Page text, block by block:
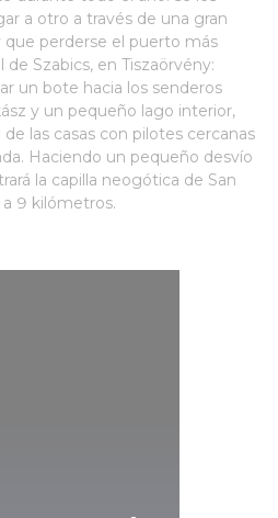
a otro a través de una gran
perderse el puerto más
Szabics, en Tiszaörvény:
un bote hacia los senderos
y un pequeño lago interior,
las casas con pilotes cercanas
Haciendo un pequeño desvío
la capilla neogótica de San
9 kilómetros.